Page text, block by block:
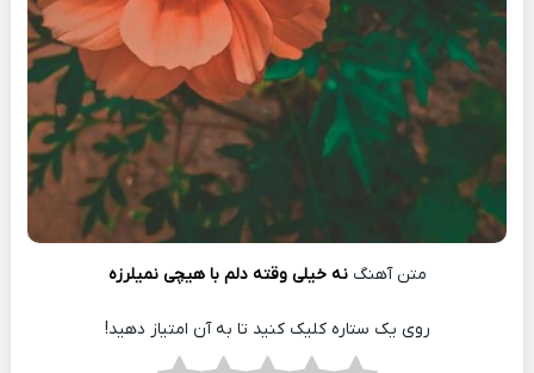
متن آهنگنه خیلی وقته دلم با هیچی نمیلرزه
روی یک ستاره کلیک کنید تا به آن امتیاز دهید!